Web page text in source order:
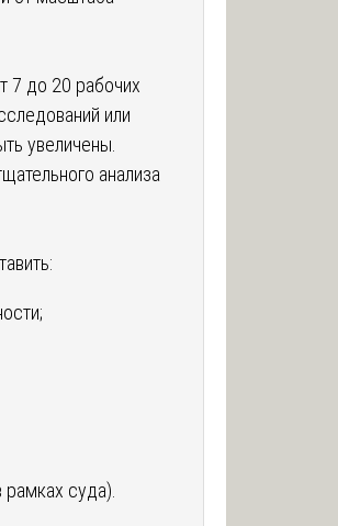
7 до 20 рабочих
или
увеличены.
анализа
суда).